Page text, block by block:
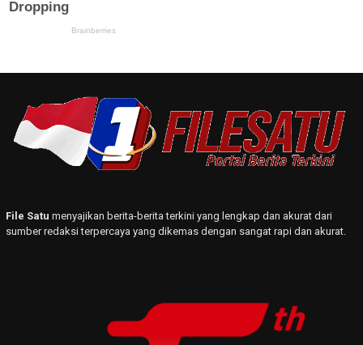
File Satu menyajikan berita-berita terkini yang lengkap dan akurat dari
sumber redaksi terpercaya yang dikemas dengan sangat rapi dan akurat.